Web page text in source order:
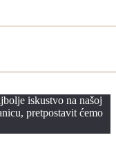
iskustvo na našoj
pretpostavit ćemo